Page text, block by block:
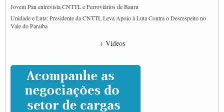
Jovem Pan entrevista CNTTL e Ferroviários de Bauru
Unidade e Luta: Presidente da CNTTL Leva Apoio à Luta Contra o Desrespeito no
Vale do Paraíba
Caminhoneiros prometem paralisação e cobram diálogo com Lula
CNTTL e lideranças de caminhoneiros participam de debate sobre saúde nas
rodovias
Paulinho e Litti debatem política global para transporte rodoviário de cargas na
SUTCRA no Uruguai
+ Vídeos